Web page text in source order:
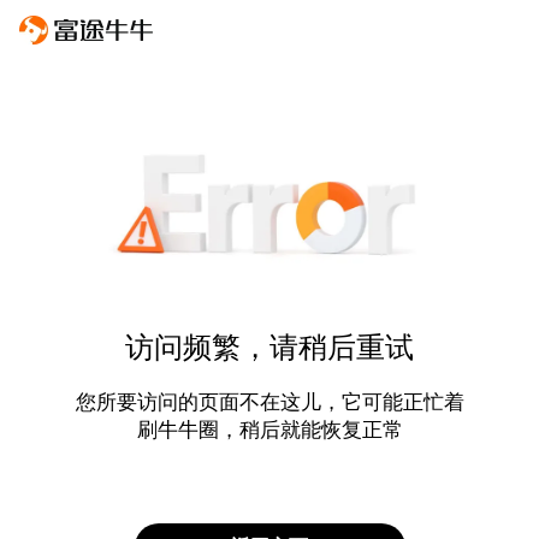
访问频繁，请稍后重试
您所要访问的页面不在这儿，它可能正忙着
刷牛牛圈，稍后就能恢复正常